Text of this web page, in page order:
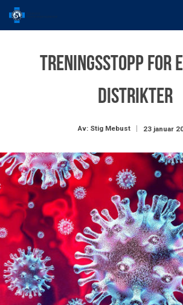
Treningsstopp for
distrikter
Av: Stig Mebust 23 januar